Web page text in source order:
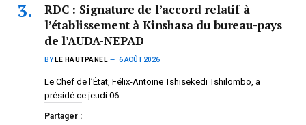
RDC : Signature de l’accord relatif à
l’établissement à Kinshasa du bureau-pays
de l’AUDA-NEPAD
BY LE HAUTPANEL 6 AOÛT 2026
Le Chef de l’État, Félix-Antoine Tshisekedi Tshilombo, a
présidé ce jeudi 06…
Partager :